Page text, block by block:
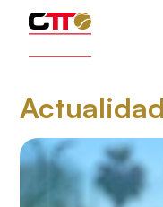
Actualidad